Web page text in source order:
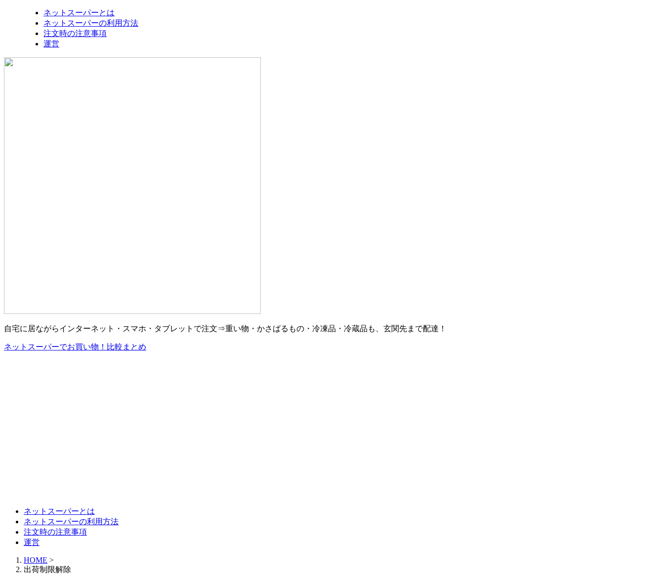
ネットスーパーとは
ネットスーパーの利用方法
注文時の注意事項
運営
自宅に居ながらインターネット・スマホ・タブレットで注文⇒重い物・かさばるもの・冷凍品・冷蔵品も、玄関先まで配達！
ネットスーパーでお買い物！比較まとめ
ネットスーパーとは
ネットスーパーの利用方法
注文時の注意事項
運営
HOME >
出荷制限解除